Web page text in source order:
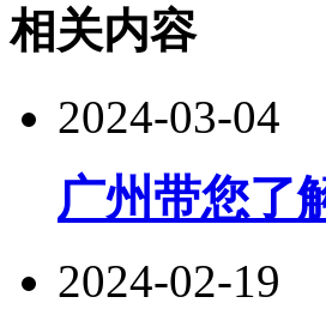
相关内容
2024-03-04
广州带您了
2024-02-19